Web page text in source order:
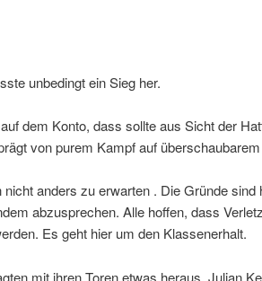
unbedingt ein Sieg her.
dem Konto, dass sollte aus Sicht der
von purem Kampf auf
anders zu erwarten . Die Gründe sind
abzusprechen. Alle hoffen, dass
Es geht hier um den Klassenerhalt.
mit ihren Toren etwas heraus. Julian